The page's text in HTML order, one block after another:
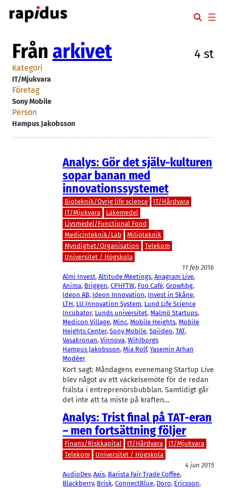
Hoppa
till
Från arkivet 4 st
Kategori
IT/Mjukvara
Företag
Sony Mobile
Person
Hampus Jakobsson
Analys: Gör det själv-kulturen
sopar banan med
innovationssystemet
Bioteknik/Övrig life science
IT/Hårdvara
IT/Mjukvara
Läkemedel
Livsmedel/Functional Food
Medicinteknik/Lab
Miljöteknik
Myndighet/Organisation
Telekom
Universitet / Högskola
11 feb 2016
Almi Invest, Altitude Meetings, Anagram Live
Anima, Briggen, CPHFTW, Foo Café, Growhbg
Ideon AB, Ideon Innovation, Invest in Skåne
LTH, LU Innovation System, Lund Life Science
Incubator, Lunds universitet, Malmö Startups
Medicon Village, Minc, Mobile Heights, Mobile
Heights Center, Sony Mobile, Spiideo, TAT
Vasakronan, Vinnova, Wihlborgs
Hampus Jakobsson, Mia Rolf, Yasemin Arhan
Modéer
Kort sagt: Måndagens evenemang Startup Live
blev något av ett väckelsemöte för de redan
frälsta i entreprenörsbubblan. Samtidigt går
det inte att ta miste på kraften…
Analys: Trist final på TAT-eran
– men fortsättning följer
Finans/Riskkapital IT/Hårdvara
IT/Mjukvara
Telekom
Universitet / Högskola
4 jun 2015
AudioDev, Axis, Barista Fair Trade Coffee
Blackberry, Brisk, ConnectBlue, Doro, Ericsson